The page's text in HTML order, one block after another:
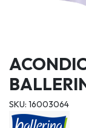
SKU: 16003064